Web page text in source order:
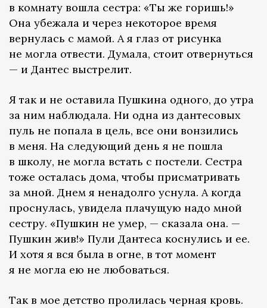
в комнату вошла сестра: «Ты же горишь!»
Она убежала и через некоторое время
вернулась с мамой. А я глаз от рисунка
не могла отвести. Думала, стоит отвернуться
— и Дантес выстрелит.
Я так и не оставила Пушкина одного, до утра
за ним наблюдала. Ни одна из дантесовых
пуль не попала в цель, все они вонзились
в меня. На следующий день я не пошла
в школу, не могла встать с постели. Сестра
тоже осталась дома, чтобы присматривать
за мной. Днем я ненадолго уснула. А когда
проснулась, увидела плачущую надо мной
сестру. «Пушкин не умер, — сказала она. —
Пушкин жив!» Пули Дантеса коснулись и ее.
И хотя я вся была в огне, в тот момент
я не могла ею не любоваться.
Так в мое детство пролилась черная кровь.